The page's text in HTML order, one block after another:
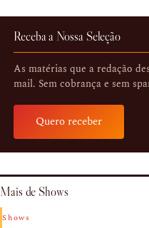
Receba a Nossa Seleção
As matérias que a redação
mail. Sem cobrança e sem
Quero receber
Mais de Shows
Shows